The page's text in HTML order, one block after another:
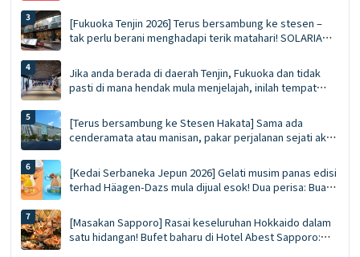
[Fukuoka Tenjin 2026] Terus bersambung ke stesen –
tak perlu berani menghadapi terik matahari! SOLARIA
dan senarai barangan beli-belah
Jika anda berada di daerah Tenjin, Fukuoka dan tidak
pasti di mana hendak mula menjelajah, inilah tempat
Belah Bawah Tanah Tenjin | Makanan, membeli-belah dan
cenderamata serentak
[Terus bersambung ke Stesen Hakata] Sama ada
cenderamata atau manisan, pakar perjalanan sejati akan
Muktamad MING (Edisi 2026)
[Kedai Serbaneka Jepun 2026] Gelati musim panas edisi
terhad Häagen-Dazs mula dijual esok! Dua perisa: Buah
[Masakan Sapporo] Rasai keseluruhan Hokkaido dalam
satu hidangan! Bufet baharu di Hotel Abest Sapporo: